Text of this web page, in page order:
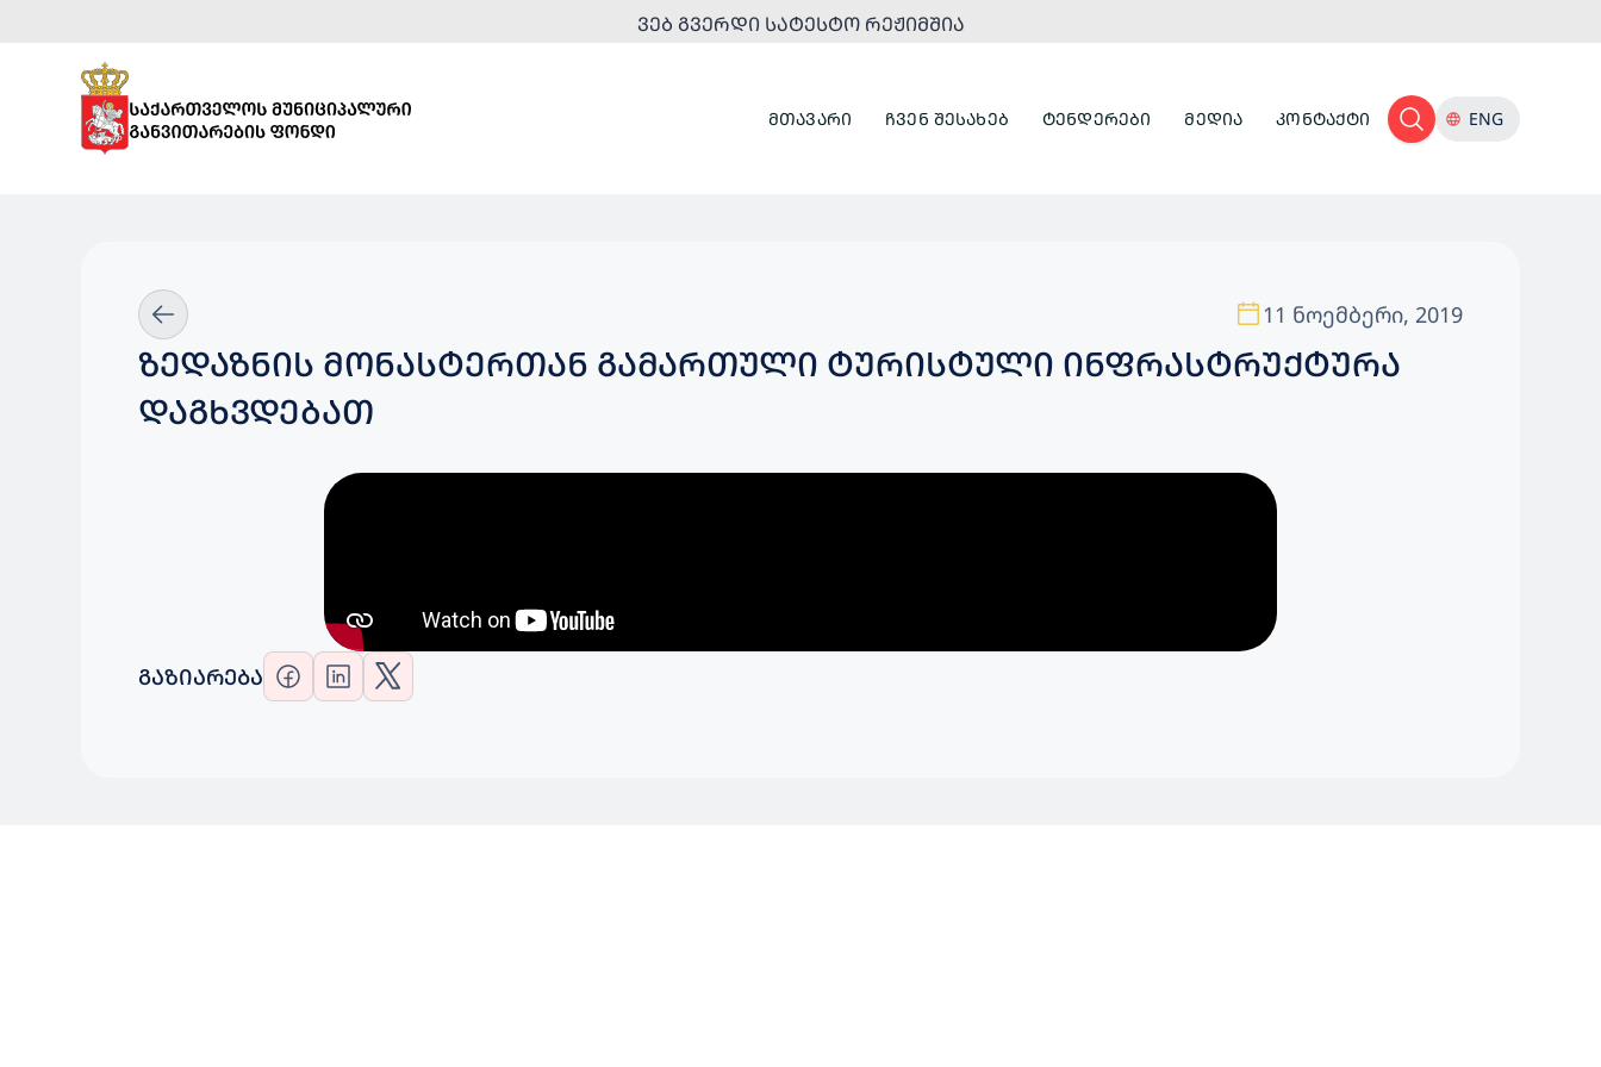
ᲕᲔᲑ ᲒᲕᲔᲠᲓᲘ ᲡᲐᲢᲔᲡᲢᲝ ᲠᲔᲟᲘᲛᲨᲘᲐ
ᲛᲗᲐᲕᲐᲠᲘ ᲩᲕᲔᲜ ᲨᲔᲡᲐᲮᲔᲑ ᲢᲔᲜᲓᲔᲠᲔᲑᲘ ᲛᲔᲓᲘᲐ ᲙᲝᲜᲢᲐᲥᲢᲘ ENG
11 ნოემბერი, 2019
ᲖᲔᲓᲐᲖᲜᲘᲡ ᲛᲝᲜᲐᲡᲢᲔᲠᲗᲐᲜ ᲒᲐᲛᲐᲠᲗᲣᲚᲘ ᲢᲣᲠᲘᲡᲢᲣᲚᲘ ᲘᲜᲤᲠᲐᲡᲢᲠᲣᲥᲢᲣᲠᲐ
ᲓᲐᲒᲮᲕᲓᲔᲑᲐᲗ
ᲒᲐᲖᲘᲐᲠᲔᲑᲐ